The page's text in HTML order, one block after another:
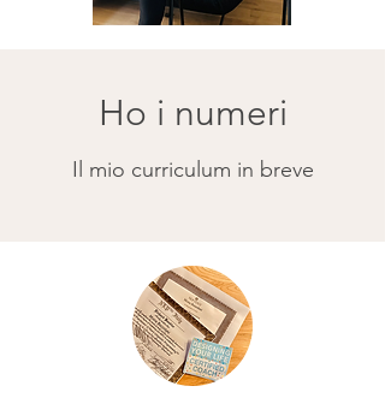
Ho i numeri
Il mio curriculum in breve